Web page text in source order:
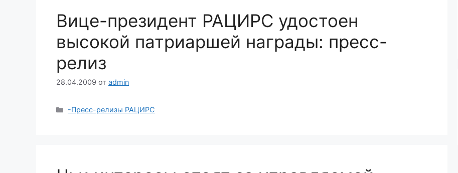
Вице-президент РАЦИРС удостоен
высокой патриаршей награды: пресс-
релиз
28.04.2009 от admin
Рубрики
-Пресс-релизы РАЦИРС